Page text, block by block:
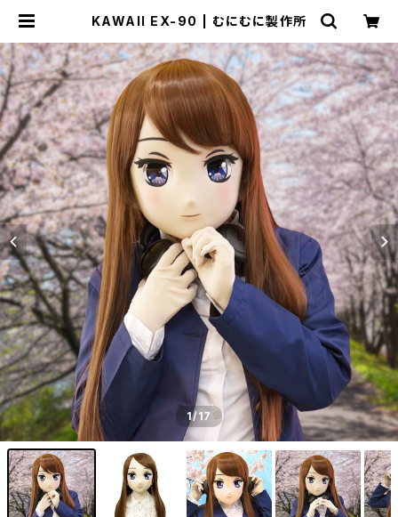
KAWAII EX-90 | むにむに製作所
1/17